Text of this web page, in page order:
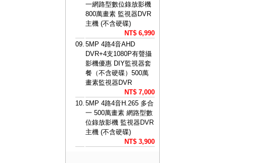
一網路型數位錄放影機
800萬畫素 監視器DVR
主機 (不含硬碟)
NT$ 6,990
09. 5MP 4路4音AHD
DVR+4支1080P有聲攝
影機優惠 DIY監視器套
餐（不含硬碟）500萬
畫素監視器DVR
NT$ 7,000
10. 5MP 4路4音H.265 多合
一 500萬畫素 網路型數
位錄放影機 監視器DVR
主機 (不含硬碟)
NT$ 3,900